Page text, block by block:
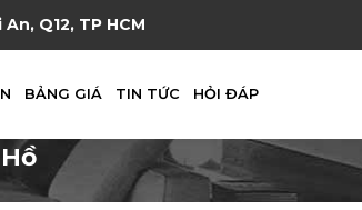
Q12, TP HCM
BẢNG GIÁ TIN TỨC HỎI ĐÁP